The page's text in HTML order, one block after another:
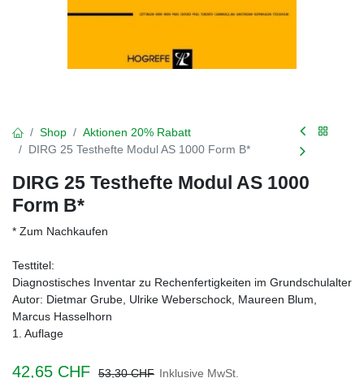
Shop
Aktionen 20% Rabatt
DIRG 25 Testhefte Modul AS 1000 Form B*
DIRG 25 Testhefte Modul AS 1000
Form B*
* Zum Nachkaufen
Testtitel:
Diagnostisches Inventar zu Rechenfertigkeiten im Grundschulalter
Autor: Dietmar Grube, Ulrike Weberschock, Maureen Blum,
Marcus Hasselhorn
1. Auflage
42,65 CHF 53,30CHF Inklusive MwSt.